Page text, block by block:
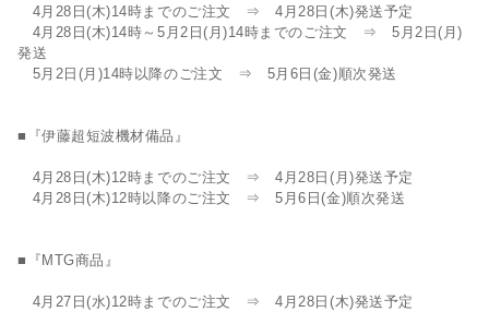
4月28日(木)14時までのご注文 ⇒ 4月28日(木)発送予定
4月28日(木)14時～5月2日(月)14時までのご注文 ⇒ 5月2日(月)
発送
5月2日(月)14時以降のご注文 ⇒ 5月6日(金)順次発送
■『伊藤超短波機材備品』
4月28日(木)12時までのご注文 ⇒ 4月28日(月)発送予定
4月28日(木)12時以降のご注文 ⇒ 5月6日(金)順次発送
■『MTG商品』
4月27日(水)12時までのご注文 ⇒ 4月28日(木)発送予定